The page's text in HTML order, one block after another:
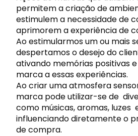
permitem a criação de
estimulem a necessidade de
aprimorem a experiência de
Ao estimularmos um ou mais
despertamos o desejo do
ativando memórias positivas
marca a essas experiências.
Ao criar uma atmosfera
marca pode utilizar-se de
como músicas, aromas, luzes
influenciando diretamente o
de compra.